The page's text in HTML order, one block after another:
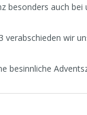
besonders auch
verabschieden wir
besinnliche